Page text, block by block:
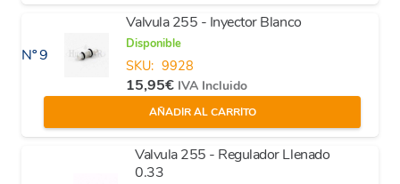
Nº 9
Valvula 255 - Inyector Blanco
Disponible
SKU: 9928
15,95€ IVA Incluido
AÑADIR AL CARRITO
Valvula 255 - Regulador Llenado
0.33